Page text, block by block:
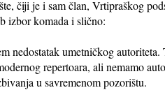
čiji je i sam član, Vrtipraškog
izbor komada i slično:
nedostatak umetničkog
repertoara, ali nemamo
u savremenom pozorištu.